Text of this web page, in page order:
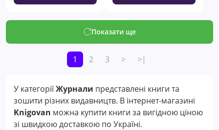
Показати ще
1 2 3 > >|
У категоріїЖурнали представлені книги та
зошити різних видавництв. В інтернет-магазині
Knigovan можна купити книги за вигідною ціною
зі швидкою доставкою по Україні.